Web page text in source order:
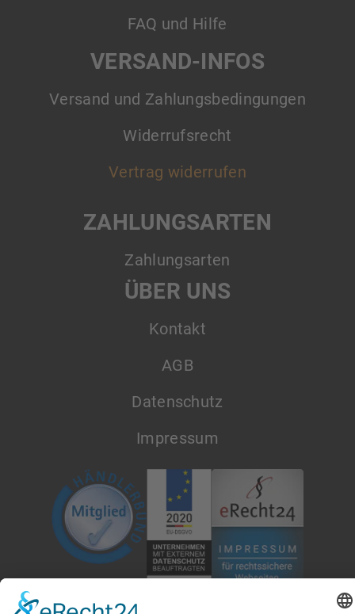
FAQ und Hilfe
VERSAND-INFOS
Versand und Zahlungsbedingungen
Widerrufsrecht
Vertrag widerrufen
ZAHLUNGSARTEN
Zahlungsarten
ÜBER UNS
Kontakt
AGB
Datenschutz
Impressum